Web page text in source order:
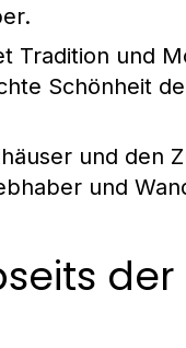
Tradition und
Schönheit
und den
und